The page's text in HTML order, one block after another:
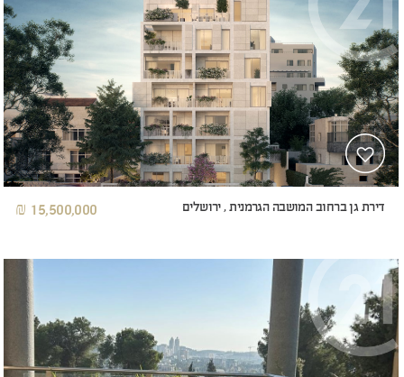
דירת גן ברחוב המושבה הגרמנית , ירושלים 15,500,000 ₪